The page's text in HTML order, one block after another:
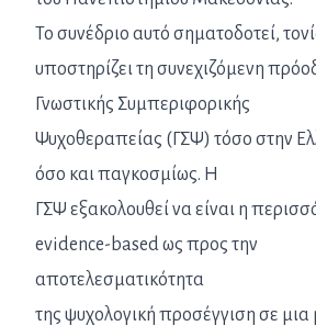
Το συνέδριο αυτό σηματοδοτεί,
υποστηρίζει τη συνεχιζόμενη
Γνωστικής Συμπεριφορικής
Ψυχοθεραπείας (ΓΣΨ) τόσο στην
όσο και παγκoσμίως. Η
ΓΣΨ εξακολουθεί να είναι η
evidence-based ως προς την
αποτελεσματικότητα
της ψυχολογική προσέγγιση σε μια